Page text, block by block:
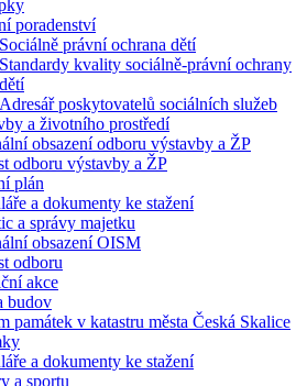
poradenství
Sociálně právní ochrana dětí
Standardy kvality sociálně-právní ochrany
dětí
Adresář poskytovatelů sociálních služeb
a životního prostředí
obsazení odboru výstavby a ŽP
odboru výstavby a ŽP
plán
a dokumenty ke stažení
a správy majetku
obsazení OISM
odboru
akce
budov
památek v katastru města Česká Skalice
a dokumenty ke stažení
a sportu